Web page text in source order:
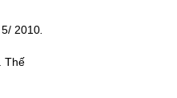
2010
Thế